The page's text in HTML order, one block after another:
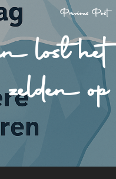
Previous Post
lost het
zelden op